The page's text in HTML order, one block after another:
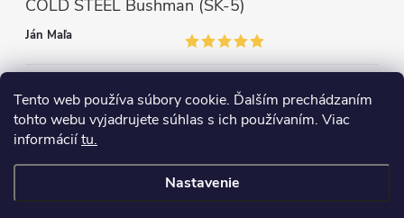
Tento web používa súbory cookie. Ďalším prechádzaním
tohto webu vyjadrujete súhlas s ich používaním. Viac
informáciítu.
Nastavenie
COLD STEEL Bushman (SK-5)
Ján Maľa
Môžem len povedať super,super a super nôž